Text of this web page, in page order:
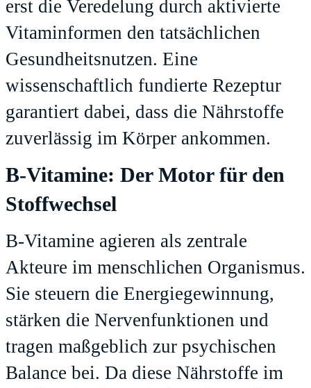
erst die Veredelung durch aktivierte
Vitaminformen den tatsächlichen
Gesundheitsnutzen. Eine
wissenschaftlich fundierte Rezeptur
garantiert dabei, dass die Nährstoffe
zuverlässig im Körper ankommen.
B-Vitamine: Der Motor für den
Stoffwechsel
B-Vitamine agieren als zentrale
Akteure im menschlichen Organismus.
Sie steuern die Energiegewinnung,
stärken die Nervenfunktionen und
tragen maßgeblich zur psychischen
Balance bei. Da diese Nährstoffe im